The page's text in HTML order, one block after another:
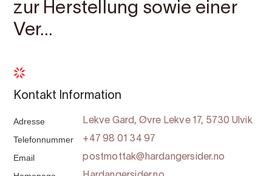
zur Herstellung sowie einer
Ver...
Kontakt Information
Adresse Lekve Gard, Øvre Lekve 17, 5730 Ulvik
Telefonnummer +47 98 01 34 97
Email postmottak@hardangersider.no